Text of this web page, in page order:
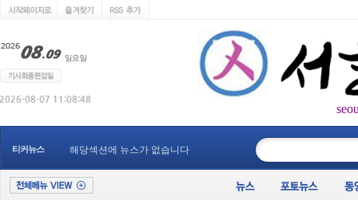
티커뉴스 해당섹션에 뉴스가 없습니다